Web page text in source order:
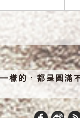
樣的，都是圓